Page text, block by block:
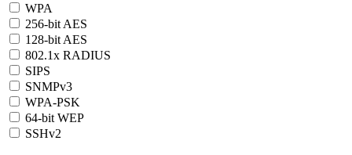
WPA
256-bit AES
128-bit AES
802.1x RADIUS
SIPS
SNMPv3
WPA-PSK
64-bit WEP
SSHv2